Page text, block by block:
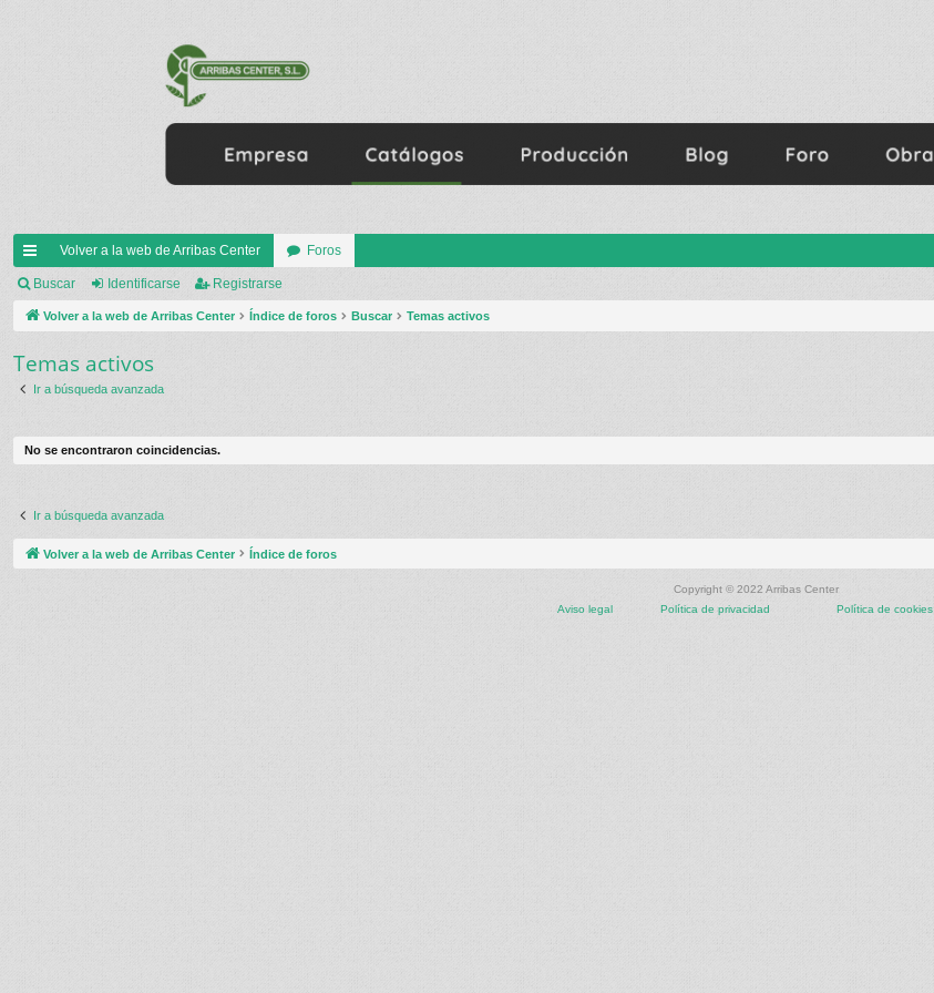
nl
ac
rá
do
Volver a la web de Arribas Center Foros
Buscar Identificarse Registrarse
Volver a la web de Arribas Center Índice de foros Buscar Temas activos
Temas activos
Ir a búsqueda avanzada
No se encontraron coincidencias.
Ir a búsqueda avanzada
Volver a la web de Arribas Center Índice de foros
Copyright © 2022 Arribas Center
Aviso legal
Política de privacidad Política de cookies